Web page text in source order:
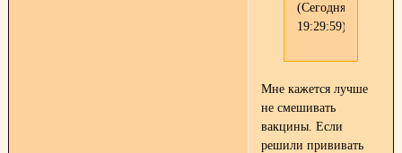
(Сегодня
19:29:59)
Мне кажется лучше
не смешивать
вакцины. Если
решили прививать